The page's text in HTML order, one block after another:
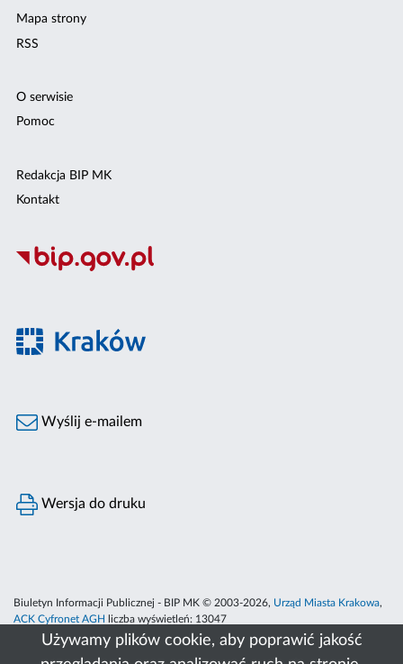
Używamy plików cookie, aby poprawić jakość
Mapa strony
RSS
O serwisie
Pomoc
Redakcja BIP MK
Kontakt
Wyślij e-mailem
Wersja do druku
Biuletyn Informacji Publicznej - BIP MK © 2003-2026, Urząd Miasta Krakowa,
ACK Cyfronet AGH
liczba wyświetleń: 13047